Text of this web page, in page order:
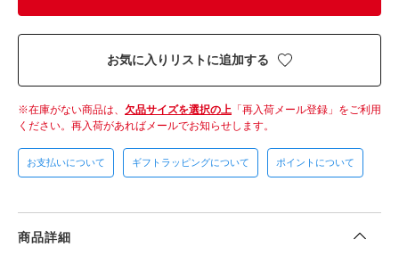
お気に入りリストに追加する
在庫がない商品は、 欠品サイズを選択の上 「再入荷メール登録」をご利用
ください。 再入荷があればメールでお知らせします。
お支払いについて ギフトラッピングについて ポイントについて
商品詳細